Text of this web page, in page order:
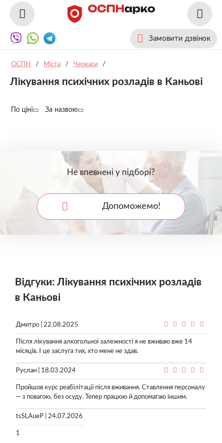
Замовити дзвінок
ОСПН / Міста / Черкаси /
Лікування психічних розладів в Каньові
По ціні За назвою
Не впевнені у підборі?
Допоможемо!
Відгуки: Лікування психічних розладів
в Каньові
Дмитро | 22.08.2025
Після лікування алкогольної залежності я не вживаю вже 14
місяців. І це заслуга тих, хто мене не здав.
Руслан | 18.03.2024
Пройшов курс реабілітації після вживання. Ставлення персоналу
— з повагою, без осуду. Тепер працюю й допомагаю іншим.
tsSLAueP | 24.07.2026
1